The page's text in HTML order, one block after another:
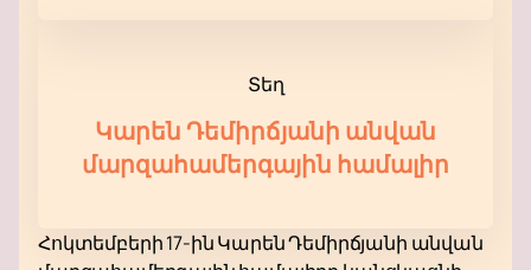
Տեղ
Կարեն Դեմիրճյանի անվան
մարզահամերգային համալիր
Հոկտեմբերի 17-ին Կարեն Դեմիրճյանի անվան